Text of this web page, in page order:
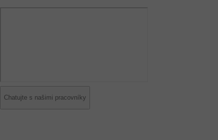
Chatujte s našimi pracovníky